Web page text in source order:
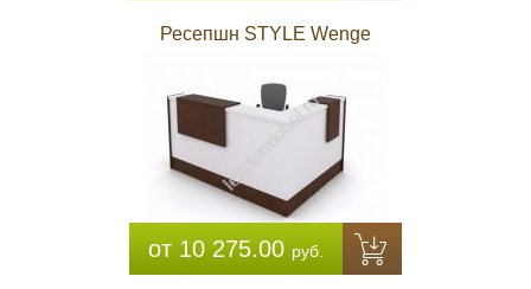
Ресепшн STYLE Wenge
от 10 275.00 руб.